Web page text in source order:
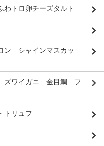
わトロ卵チーズタルト
シャインマスカッ
ワイガニ 金目鯛 フ
トリュフ